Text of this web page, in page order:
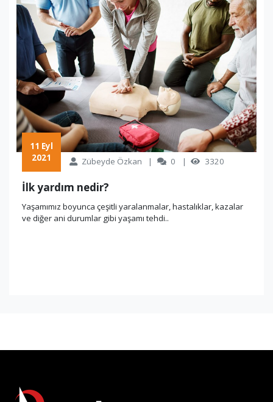
Zübeyde Özkan 0 3320
2021
İlk yardım nedir?
Yaşamımız boyunca çeşitli yaralanmalar, hastalıklar, kazalar
ve diğer ani durumlar gibi yaşamı tehdi..